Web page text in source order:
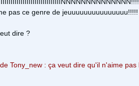
pas ce genre de jeuuuuuuuuuuuuuuu!!!!!
dire ?
Tony_new : ça veut dire qu'il n'aime pas